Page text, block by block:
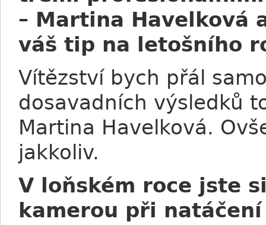
– Martina Havelková
váš tip na letošního
Vítězství bych přál
dosavadních výsledků
Martina Havelková.
jakkoliv.
V loňském roce jste
kamerou při